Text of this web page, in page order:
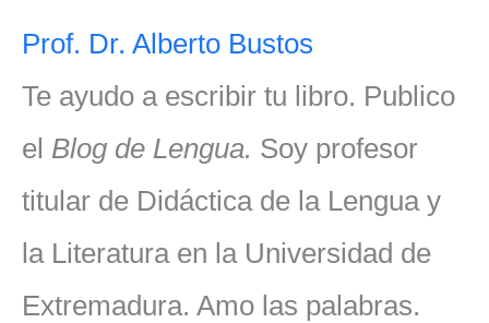
Prof. Dr. Alberto Bustos
Te ayudo a escribir tu libro. Publico
el Blog de Lengua. Soy profesor
titular de Didáctica de la Lengua y
la Literatura en la Universidad de
Extremadura. Amo las palabras.